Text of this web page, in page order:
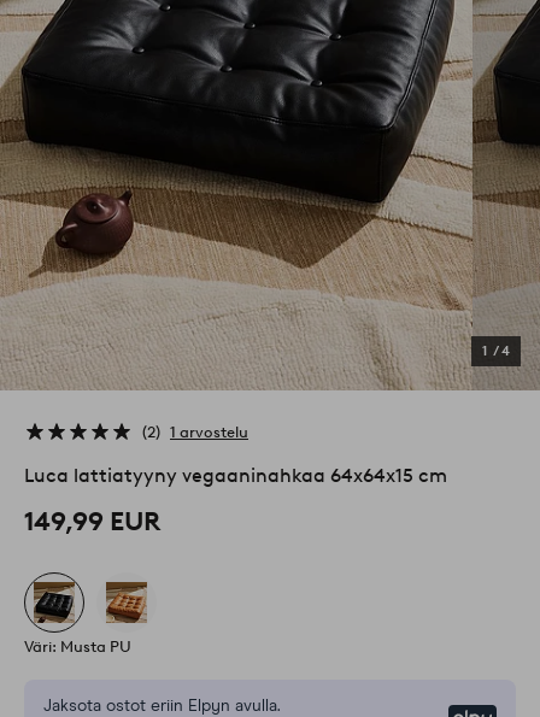
1 /4
2 1 arvostelu
Luca lattiatyyny vegaaninahkaa 64x64x15 cm
149,99 EUR
Väri: Musta PU
Jaksota ostot eriin Elpyn avulla.